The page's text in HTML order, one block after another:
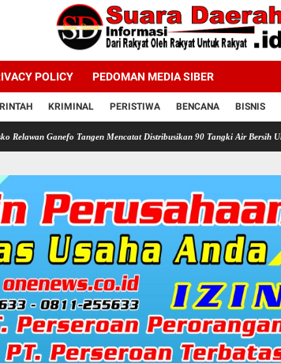
POLICY PEDOMAN MEDIA SIBER
KRIMINAL PERISTIWA BENCANA BISNIS
Tangen Mencatat Distribusikan 90 Tangki Air Bersih Untuk Warga